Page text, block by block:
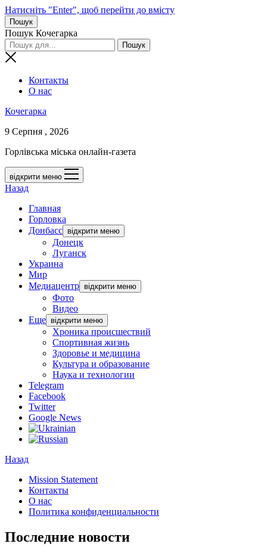
Натисніть "Enter", щоб перейти до вмісту
Пошук
Пошук Кочегарка
Контакты
О нас
Кочегарка
9 Серпня , 2026
Горлівська міська онлайн-газета
відкрити меню
Назад
Главная
Горловка
Донбасс відкрити меню
Донецк
Луганск
Украина
Мир
Медиацентр відкрити меню
Фото
Видео
Еще відкрити меню
Хроника происшествий
Спортивная жизнь
Здоровье и медицина
Культура и образование
Наука и технологии
Telegram
Facebook
Twitter
Google News
Назад
Mission Statement
Контакты
О нас
Политика конфиденциальности
Последние новости